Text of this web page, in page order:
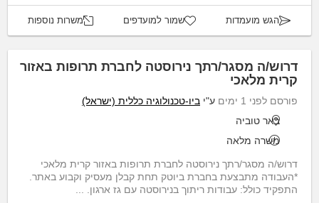
הגש מועמדות שמור למועדפים משרות נוספות
דרוש/ה מסגר/רתך נירוסטה לחברת תרופות באזור
קרית מלאכי
פורסם לפני 1 ימים ע"י ביו-טכנולוגיה כללית (ישראל)
באר טוביה
משרה מלאה
דרוש/ה מסגר/רתך נירוסטה לחברת תרופות באזור קרית מלאכי
*העבודה מתבצעת בחברת ביוטק תחת קבלן מעסיק וקבוע באתר.
התפקיד כולל: עבודות ריתוך בנירוסטה עם גז ארגון. ...